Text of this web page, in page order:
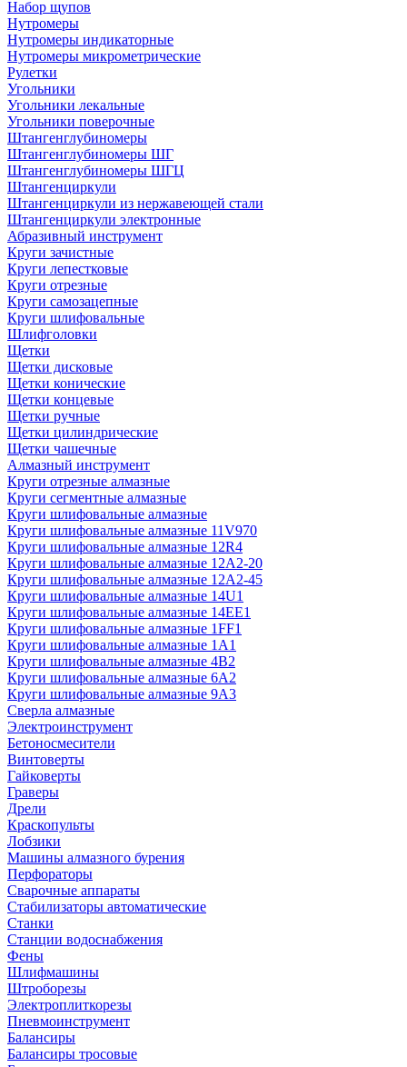
Набор щупов
Нутромеры
Нутромеры индикаторные
Нутромеры микрометрические
Рулетки
Угольники
Угольники лекальные
Угольники поверочные
Штангенглубиномеры
Штангенглубиномеры ШГ
Штангенглубиномеры ШГЦ
Штангенциркули
Штангенциркули из нержавеющей стали
Штангенциркули электронные
Абразивный инструмент
Круги зачистные
Круги лепестковые
Круги отрезные
Круги самозацепные
Круги шлифовальные
Шлифголовки
Щетки
Щетки дисковые
Щетки конические
Щетки концевые
Щетки ручные
Щетки цилиндрические
Щетки чашечные
Алмазный инструмент
Круги отрезные алмазные
Круги сегментные алмазные
Круги шлифовальные алмазные
Круги шлифовальные алмазные 11V970
Круги шлифовальные алмазные 12R4
Круги шлифовальные алмазные 12А2-20
Круги шлифовальные алмазные 12А2-45
Круги шлифовальные алмазные 14U1
Круги шлифовальные алмазные 14ЕЕ1
Круги шлифовальные алмазные 1FF1
Круги шлифовальные алмазные 1А1
Круги шлифовальные алмазные 4В2
Круги шлифовальные алмазные 6A2
Круги шлифовальные алмазные 9А3
Сверла алмазные
Электроинструмент
Бетоносмесители
Винтоверты
Гайковерты
Граверы
Дрели
Краскопульты
Лобзики
Машины алмазного бурения
Перфораторы
Сварочные аппараты
Стабилизаторы автоматические
Станки
Станции водоснабжения
Фены
Шлифмашины
Штроборезы
Электроплиткорезы
Пневмоинструмент
Балансиры
Балансиры тросовые